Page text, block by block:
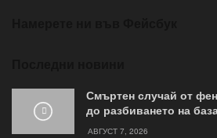
Смъртен случай от
до разбиването на
АВГУСТ 7, 2026